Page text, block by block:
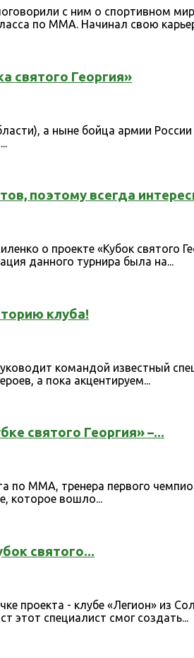
с ним о спортивном
по ММА. Начинал свою
святого Георгия»
а ныне бойца армии
поэтому всегда
о проекте «Кубок святого
данного турнира была на...
клуба!
командой известный
а пока акцентируем...
святого Георгия» –...
по ММА, тренера первого
которое вошло...
святого...
проекта - клубе «Легион» из
специалист смог создать...